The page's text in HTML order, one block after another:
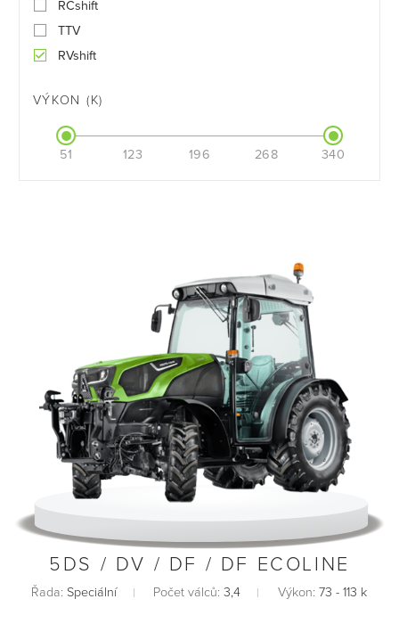
RCshift
TTV
RVshift
VÝKON (K)
51 123 196 268 340
5DS / DV / DF / DF ECOLINE
Řada: Speciální Počet válců: 3,4 Výkon: 73 - 113 k